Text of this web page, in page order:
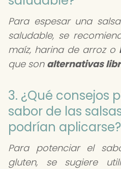
Para espesar una
saludable, se
maíz, harina de arroz o
que son alternativas
3. ¿Qué consejos
sabor de las
podrían aplicarse?
Para potenciar el
gluten, se sugiere